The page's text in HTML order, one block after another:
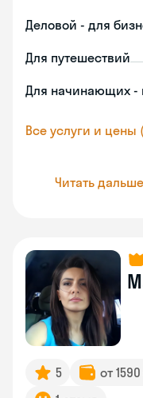
Деловой - для
Для путешествий
Для начинающих -
Все услуги и цены
Читать дальше
5 от